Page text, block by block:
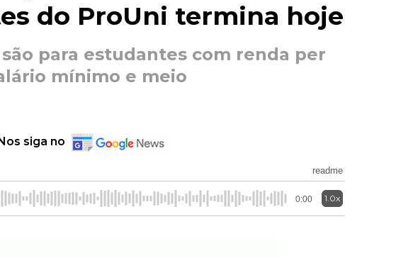
do ProUni termina hoje
para estudantes com renda per
mínimo e meio
siga no
readme
0:00 1.0x